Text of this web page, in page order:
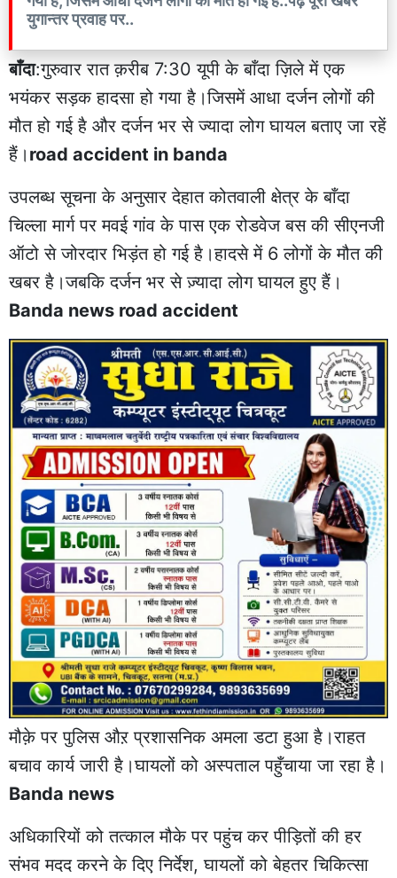
युगान्तर प्रवाह पर..
बाँदा:गुरुवार रात क़रीब 7:30 यूपी के बाँदा ज़िले में एक
भयंकर सड़क हादसा हो गया है।जिसमें आधा दर्जन लोगों की
मौत हो गई है और दर्जन भर से ज्यादा लोग घायल बताए जा रहें
हैं। road accident in banda
उपलब्ध सूचना के अनुसार देहात कोतवाली क्षेत्र के बाँदा
चिल्ला मार्ग पर मवई गांव के पास एक रोडवेज बस की सीएनजी
ऑटो से जोरदार भिड़ंत हो गई है।हादसे में 6 लोगों के मौत की
खबर है।जबकि दर्जन भर से ज़्यादा लोग घायल हुए हैं।
Banda news road accident
मौक़े पर पुलिस औऱ प्रशासनिक अमला डटा हुआ है।राहत
बचाव कार्य जारी है।घायलों को अस्पताल पहुँचाया जा रहा है।
Banda news
अधिकारियों को तत्काल मौके पर पहुंच कर पीड़ितों की हर
संभव मदद करने के दिए निर्देश, घायलों को बेहतर चिकित्सा